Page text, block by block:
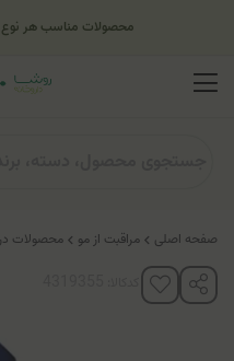
صفحه اصلی مراقبت از مو محصولات
محصولات مناسب هر